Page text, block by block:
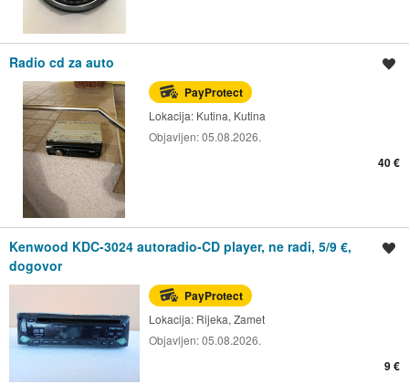
Radio cd za auto
PayProtect
Lokacija: Kutina, Kutina
Objavljen:05.08.2026.
40 €
Kenwood KDC-3024 autoradio-CD player, ne radi, 5/9 €,
dogovor
PayProtect
Lokacija: Rijeka, Zamet
Objavljen:05.08.2026.
9 €